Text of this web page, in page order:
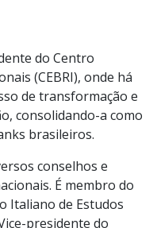
do Centro
(CEBRI), onde há
de transformação e
consolidando-a como
brasileiros.
conselhos e
É membro do
Italiano de Estudos
presidente do